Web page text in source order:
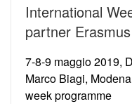
International
partner Erasmus
7-8-9 maggio 2019,
Marco Biagi,
week programme